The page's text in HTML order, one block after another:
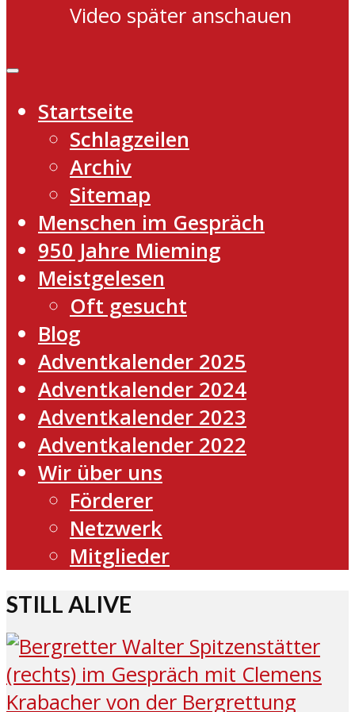
Video später anschauen
Startseite
Schlagzeilen
Archiv
Sitemap
Menschen im Gespräch
950 Jahre Mieming
Meistgelesen
Oft gesucht
Blog
Adventkalender 2025
Adventkalender 2024
Adventkalender 2023
Adventkalender 2022
Wir über uns
Förderer
Netzwerk
Mitglieder
STILL ALIVE